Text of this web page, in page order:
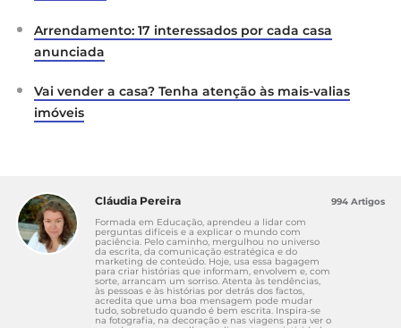
Arrendamento: 17 interessados por cada casa
anunciada
Vai vender a casa? Tenha atenção às mais-valias
imóveis
Cláudia Pereira
Formada em Educação, aprendeu a lidar com
perguntas difíceis e a explicar o mundo com
paciência. Pelo caminho, mergulhou no universo
da escrita, da comunicação estratégica e do
marketing de conteúdo. Hoje, usa essa bagagem
para criar histórias que informam, envolvem e, com
sorte, arrancam um sorriso. Atenta às tendências,
às pessoas e às histórias por detrás dos factos,
acredita que uma boa mensagem pode mudar
tudo, sobretudo quando é bem escrita. Inspira-se
na fotografia, na decoração e nas viagens para ver o
994 Artigos